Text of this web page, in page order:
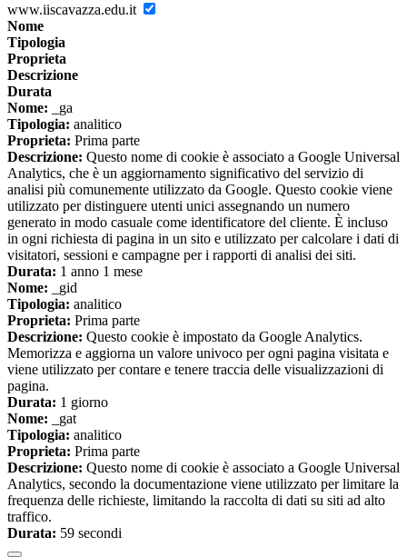
www.iiscavazza.edu.it
Nome
Tipologia
Proprieta
Descrizione
Durata
Nome: _ga
Tipologia: analitico
Proprieta: Prima parte
Descrizione: Questo nome di cookie è associato a Google Universal
Analytics, che è un aggiornamento significativo del servizio di
analisi più comunemente utilizzato da Google. Questo cookie viene
utilizzato per distinguere utenti unici assegnando un numero
generato in modo casuale come identificatore del cliente. È incluso
in ogni richiesta di pagina in un sito e utilizzato per calcolare i dati di
visitatori, sessioni e campagne per i rapporti di analisi dei siti.
Durata: 1 anno 1 mese
Nome: _gid
Tipologia: analitico
Proprieta: Prima parte
Descrizione: Questo cookie è impostato da Google Analytics.
Memorizza e aggiorna un valore univoco per ogni pagina visitata e
viene utilizzato per contare e tenere traccia delle visualizzazioni di
pagina.
Durata: 1 giorno
Nome: _gat
Tipologia: analitico
Proprieta: Prima parte
Descrizione: Questo nome di cookie è associato a Google Universal
Analytics, secondo la documentazione viene utilizzato per limitare la
frequenza delle richieste, limitando la raccolta di dati su siti ad alto
traffico.
Durata: 59 secondi